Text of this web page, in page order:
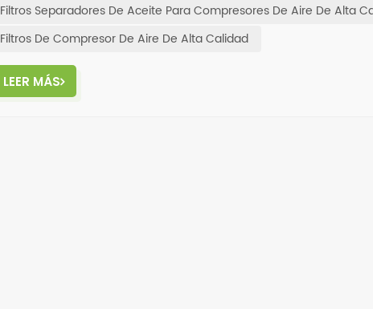
Filtros Separadores De Aceite Para Compresores De Aire De Alta
Filtros De Compresor De Aire De Alta Calidad
LEER MÁS